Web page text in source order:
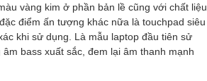
vàng kim ở phần bản lề cũng với chất liệu
điểm ấn tượng khác nữa là touchpad siêu
khi sử dụng. Là mẫu laptop đầu tiên sử
bass xuất sắc, đem lại âm thanh mạnh